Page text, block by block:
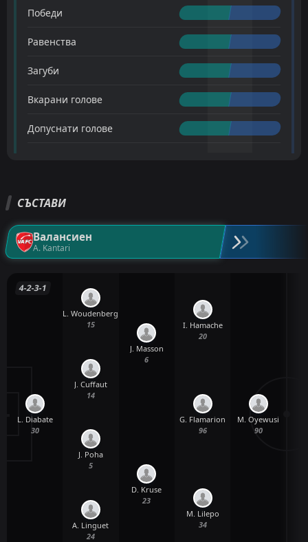
Победи
Равенства
Загуби
Вкарани голове
Допуснати голове
СЪСТАВИ
Валансиен
A. Kantari
4-2-3-1
L. Diabate
30
A. Linguet
24
J. Poha
5
J. Cuffaut
14
L. Woudenberg
15
D. Kruse
23
J. Masson
6
M. Lilepo
34
G. Flamarion
96
I. Hamache
20
M. Oyewusi
90